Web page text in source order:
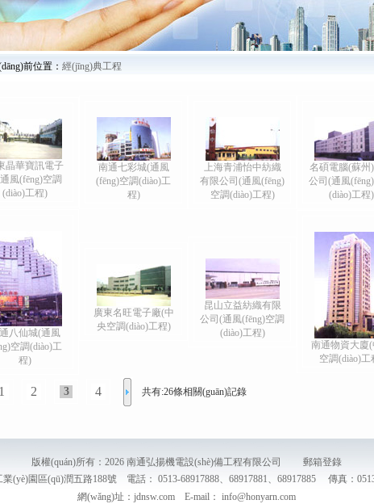
前位置： 經(jīng)典工程
晶華寶訊電子
風(fēng)空調
(diào)工程)
南通七彩城(通風
(fēng)空調(diào)工
程)
上海青浦怡中紡織
有限公司(通風(fēng)
空調(diào)工程)
名碩電腦(蘇州
公司(通風
(diào)工程)
八仙城(通風
空調(diào)工
程)
廣東名旺電子廠(中
央空調(diào)工程)
昆山立益紡織有限
公司(通風(fēng)空調
(diào)工程)
南通物資大廈(
空調(diào)工
2 3 4 共有:26條相關(guān)記錄
版權(quán)所有：2026 南通弘揚機電設(shè)備工程有限公司 郵箱登錄
園區(qū)潤五路188號 電話： 0513-68917888、68917881、68917885 傳真：
網(wǎng)址：jdnsw.com E-mail： info@honyarn.com